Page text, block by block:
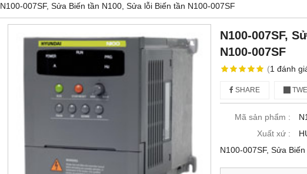
N100-007SF, Sửa Biến tần N100, Sửa lỗi Biến tần N100-007SF
N100-007SF,
N100-007SF
(1 đánh
SHARE
Mã sản phẩm :
Xuất xứ :
N100-007SF, Sửa